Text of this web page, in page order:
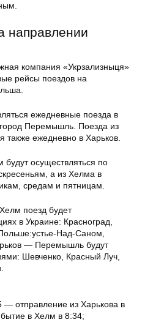
направлении
компания «Укрзализныця»
рейсы поездов на
ежедневные поезда в
Перемышль. Поезда из
также ежедневно в Харьков.
осуществляться по
а из Хелма в
средам и пятницам.
поезд будет
в Украине: Красноград,
Над-Саном,
— Перемышль будут
Шевченко, Красный Луч,
отправление из Харькова в
в Хелм в 8:34;